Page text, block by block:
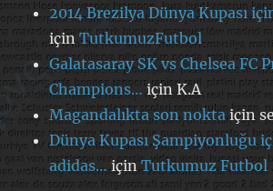
2014 Brezilya Dünya Kupası
içinTutkumuzFutbol
Galatasaray SK vs Chelsea FC
Champions…içinK.A
Magandalıkta son noktaiçin
Dünya Kupası Şampiyonluğu
adidas…içinTutkumuz Futbol